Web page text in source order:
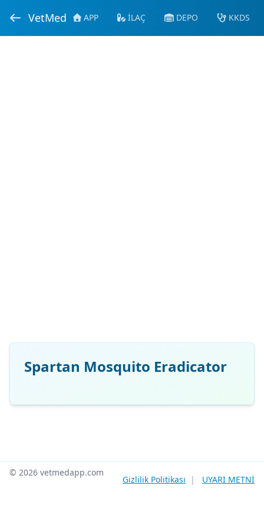
VetMed APP İLAÇ DEPO KKDS
Spartan Mosquito Eradicator
© 2026 vetmedapp.com
Gizlilik Politikası | UYARI METNİ